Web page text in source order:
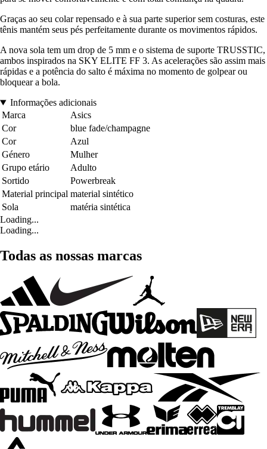
Graças ao seu colar repensado e à sua parte superior sem costuras, este
tênis mantém seus pés perfeitamente durante os movimentos rápidos.
A nova sola tem um drop de 5 mm e o sistema de suporte TRUSSTIC,
ambos inspirados na SKY ELITE FF 3. As acelerações são assim mais
rápidas e a potência do salto é máxima no momento de golpear ou
bloquear a bola.
Informações adicionais
Marca
Asics
Cor
blue fade/champagne
Cor
Azul
Género
Mulher
Grupo etário
Adulto
Sortido
Powerbreak
Material principal material sintético
Sola
matéria sintética
Loading...
Loading...
Todas as nossas marcas